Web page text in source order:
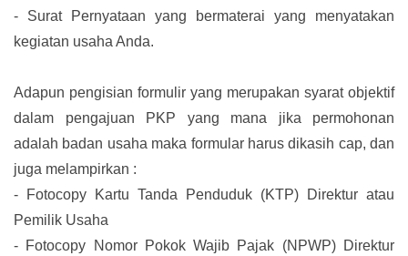
-
Surat Pernyataan yang bermaterai yang menyatakan
kegiatan usaha Anda.
Adapun pengisian formulir yang merupakan syarat objektif
dalam pengajuan PKP yang mana jika permohonan
adalah badan usaha maka formular harus dikasih cap, dan
juga melampirkan :
-
Fotocopy Kartu Tanda Penduduk (KTP) Direktur atau
Pemilik Usaha
- Fotocopy Nomor Pokok Wajib Pajak (NPWP) Direktur